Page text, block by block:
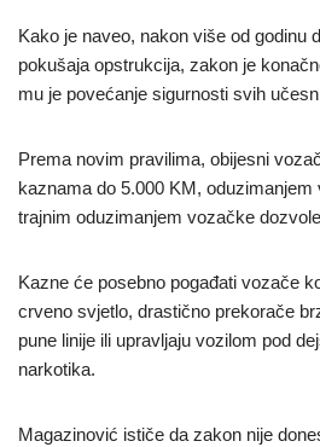
Kako je naveo, nakon više od godinu
pokušaja opstrukcija, zakon je
mu je povećanje sigurnosti svih
Prema novim pravilima, obijesni
kaznama do 5.000 KM, oduzimanjem
trajnim oduzimanjem vozačke
Kazne će posebno pogađati vozače
crveno svjetlo, drastično prekorače
pune linije ili upravljaju vozilom pod
narkotika.
Magazinović ističe da zakon nije